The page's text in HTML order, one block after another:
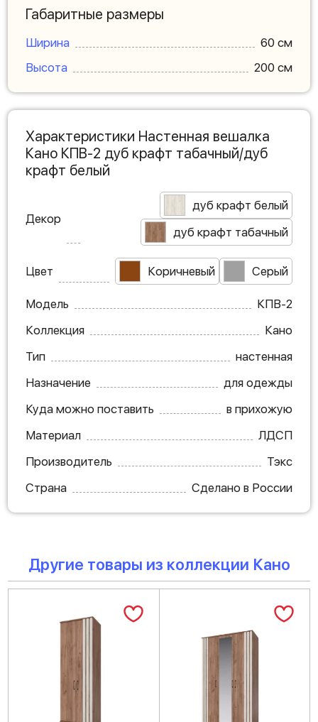
Габаритные размеры
Ширина
60 см
Высота
200 см
Характеристики Настенная вешалка
Кано КПВ-2 дуб крафт табачный/дуб
крафт белый
Декор
дуб крафт белый
дуб крафт табачный
Цвет Коричневый Серый
Модель
КПВ-2
Коллекция
Кано
Тип
настенная
Назначение
для одежды
Куда можно поставить
в прихожую
Материал
ЛДСП
Производитель
Тэкс
Страна
Сделано в России
Другие товары из коллекции Кано